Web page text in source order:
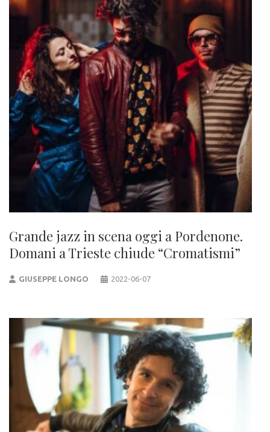
Grande jazz in scena oggi a Pordenone.
Domani a Trieste chiude “Cromatismi”
GIUSEPPE LONGO 2022-06-07